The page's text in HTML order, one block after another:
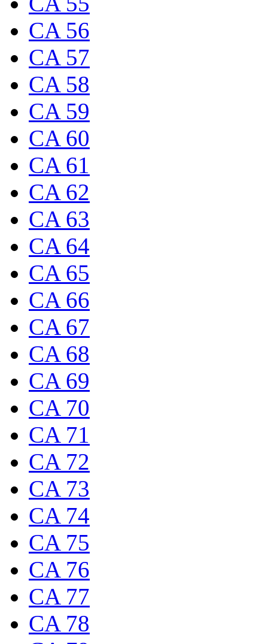
CA 56
CA 57
CA 58
CA 59
CA 60
CA 61
CA 62
CA 63
CA 64
CA 65
CA 66
CA 67
CA 68
CA 69
CA 70
CA 71
CA 72
CA 73
CA 74
CA 75
CA 76
CA 77
CA 78